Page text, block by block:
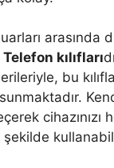
arasında
Telefon kılıfları
bu
cihazınızı